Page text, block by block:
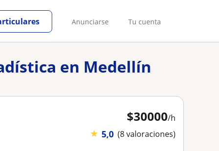
Anunciarse Tu cuenta
en Medellín
$30000/h
★ 5,0 (8 valoraciones)